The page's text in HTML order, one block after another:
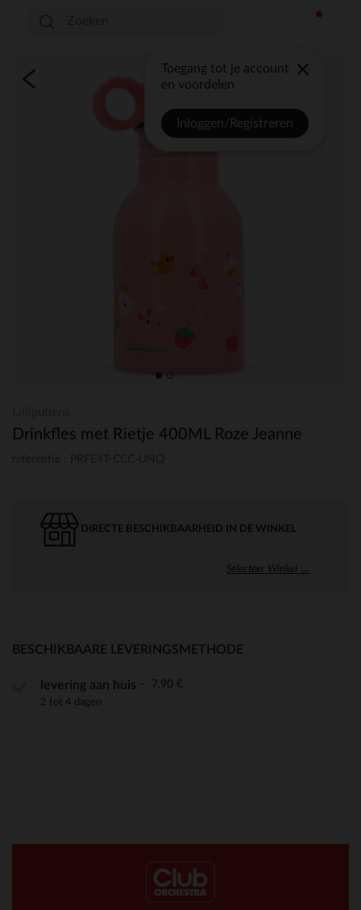
Toegang tot je account
en voordelen
Inloggen/Registreren
Drinkfles met Rietje 400ML Roze Jeanne
DIRECTE BESCHIKBAARHEID IN DE WINKEL
Selecteer Winkel →
BESCHIKBAARE LEVERINGSMETHODE
levering aan huis 7,90 €
2 tot 4 dagen